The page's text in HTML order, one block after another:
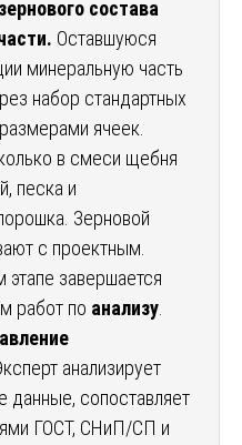
состава
Оставшуюся
минеральную часть
набор стандартных
ячеек.
в смеси щебня
песка и
Зерновой
с проектным.
этапе завершается
работ по анализу.
анализирует
данные, сопоставляет
ГОСТ, СНиП/СП и